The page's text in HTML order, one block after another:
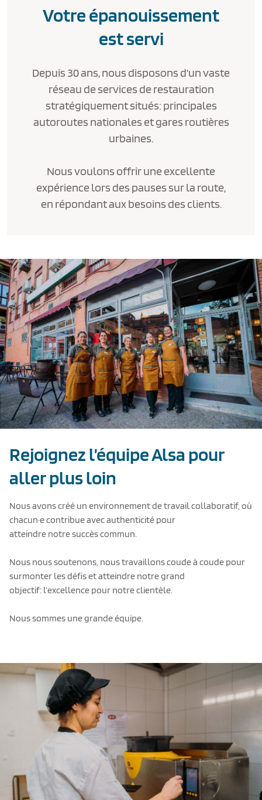
Votre épanouissement
est servi
Depuis 30 ans, nous disposons d’un vaste
réseau de services de restauration
stratégiquement situés: principales
autoroutes nationales et gares routières
urbaines.
Nous voulons offrir une excellente
expérience lors des pauses sur la route,
en répondant aux besoins des clients.
Texto de ejemplo
Rejoignez l’équipe Alsa pour
aller plus loin
Nous avons créé un environnement de travail collaboratif, où
chacun·e contribue avec authenticité pour
atteindre notre succès commun.
Nous nous soutenons, nous travaillons coude à coude pour
surmonter les défis et atteindre notre grand
objectif: l’excellence pour notre clientèle.
Nous sommes une grande équipe.
Texto de ejemplo